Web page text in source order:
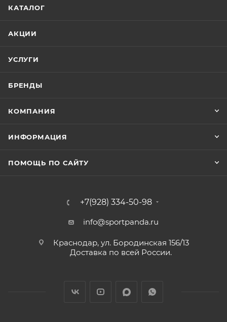
КАТАЛОГ
АКЦИИ
УСЛУГИ
БРЕНДЫ
КОМПАНИЯ
ИНФОРМАЦИЯ
ПОМОЩЬ ПО САЙТУ
+7(928) 334-50-98
info@sportpanda.ru
Краснодар, ул. Бородинская 156/13
Доставка по всей России.